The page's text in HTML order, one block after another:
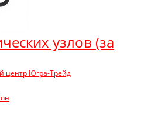
узлов (за
центр Югра-Трейд